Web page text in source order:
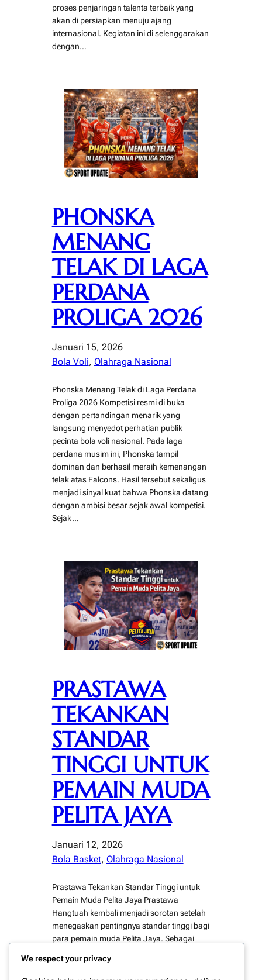
proses penjaringan talenta terbaik yang
akan di persiapkan menuju ajang
internasional. Kegiatan ini di selenggarakan
dengan…
PHONSKA
MENANG
TELAK DI LAGA
PERDANA
PROLIGA 2026
Januari 15, 2026
Bola Voli, Olahraga Nasional
Phonska Menang Telak di Laga Perdana
Proliga 2026 Kompetisi resmi di buka
dengan pertandingan menarik yang
langsung menyedot perhatian publik
pecinta bola voli nasional. Pada laga
perdana musim ini, Phonska tampil
dominan dan berhasil meraih kemenangan
telak atas Falcons. Hasil tersebut sekaligus
menjadi sinyal kuat bahwa Phonska datang
dengan ambisi besar sejak awal kompetisi.
Sejak…
PRASTAWA
TEKANKAN
STANDAR
TINGGI UNTUK
PEMAIN MUDA
PELITA JAYA
Januari 12, 2026
Bola Basket, Olahraga Nasional
Prastawa Tekankan Standar Tinggi untuk
Pemain Muda Pelita Jaya Prastawa
Hangtuah kembali menjadi sorotan setelah
menegaskan pentingnya standar tinggi bagi
para pemain muda Pelita Jaya. Sebagai
melewati berbagai fase kompetisi bola
basket nasional dan internasional,
We respect your privacy